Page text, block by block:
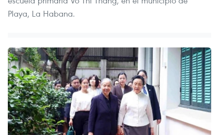
Playa, La Habana.